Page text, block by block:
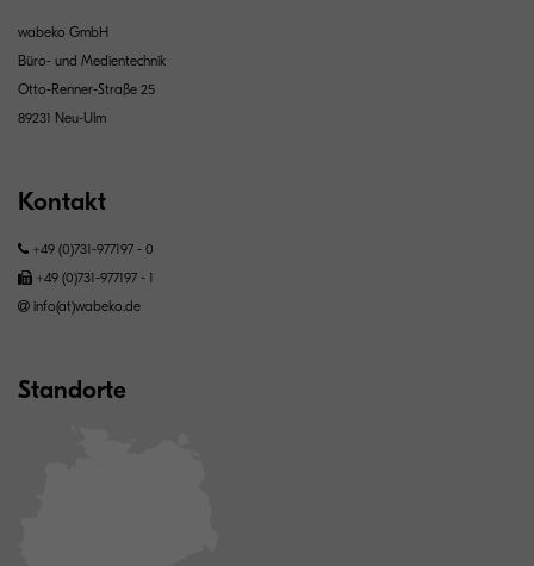
wabeko GmbH
Büro- und Medientechnik
Otto-Renner-Straße 25
89231 Neu-Ulm
Kontakt
+49 (0)731-977197 - 0
+49 (0)731-977197 - 1
info(at)wabeko.de
Standorte